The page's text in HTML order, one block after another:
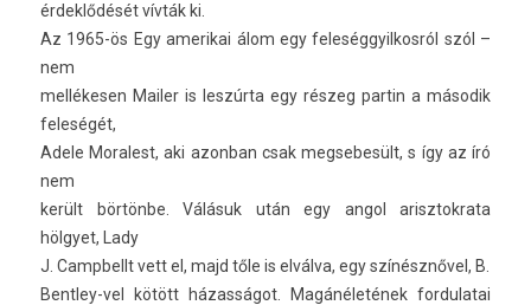
érdeklődését vívták ki.
Az 1965-ös Egy amerikai álom egy feleség­gyil­kosról szól –
nem
mellékesen Mail­er is leszúrta egy részeg par­tin a második
feleségét,
Adele Moralest, aki azon­ban csak meg­sebesült, s így az író
nem
került börtönbe. Válásuk után egy angol arisztok­rata
hölgyet, Lady
J. Campbellt vett el, majd tőle is elválva, egy színésznővel, B.
Bentley-vel kötött házasságot. Magánéletének for­dulatai